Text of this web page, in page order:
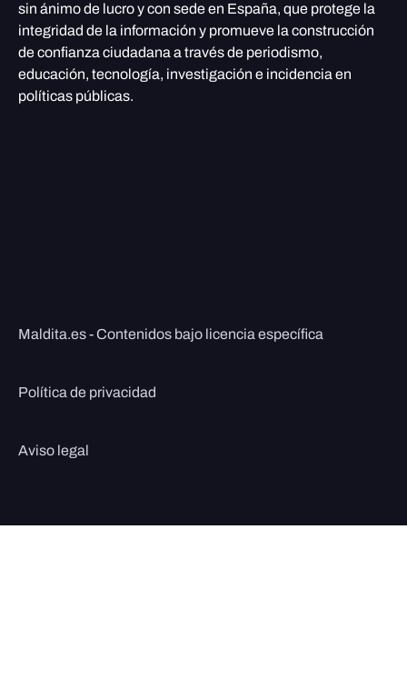
sin ánimo de lucro y con sede en España, que protege la
integridad de la información y promueve la construcción
de confianza ciudadana a través de periodismo,
educación, tecnología, investigación e incidencia en
políticas públicas.
Maldita.es - Contenidos bajo licencia específica
Política de privacidad
Aviso legal